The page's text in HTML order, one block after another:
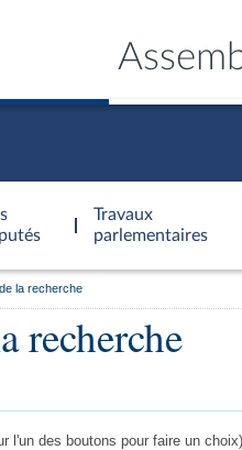
Travaux
parlementaires
la recherche
recherche
l'un des boutons pour faire un choix)